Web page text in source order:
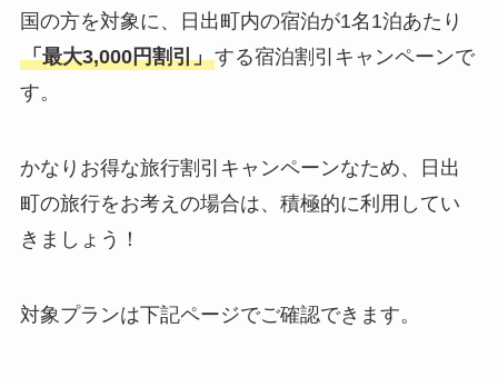
国の方を対象に、日出町内の宿泊が1名1泊あたり
「最大3,000円割引」する宿泊割引キャンペーンで
す。
かなりお得な旅行割引キャンペーンなため、日出
町の旅行をお考えの場合は、積極的に利用してい
きましょう！
対象プランは下記ページでご確認できます。